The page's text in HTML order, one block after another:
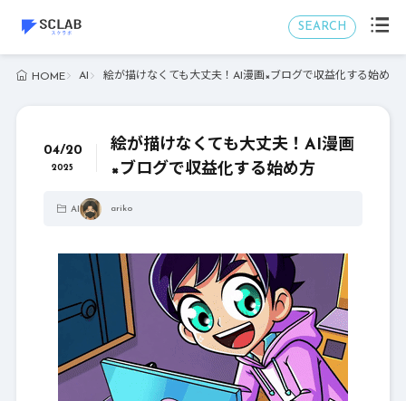
SEARCH
HOME AI 絵が描けなくても大丈夫！AI漫画×ブログで収益化する始め方
04/20
2025
絵が描けなくても大丈夫！AI漫画
×ブログで収益化する始め方
AI ariko